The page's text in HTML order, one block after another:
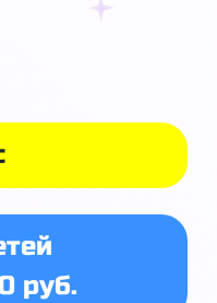
руб.